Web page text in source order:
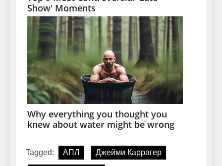
Tagged: АПЛ Джейми Каррагер